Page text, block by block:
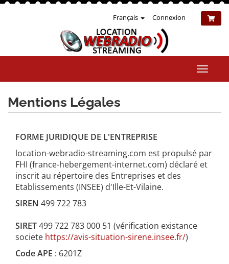
Français Connexion
la
Mentions Légales
FORME JURIDIQUE DE L'ENTREPRISE
location-webradio-streaming.com est propulsé par
FHI (france-hebergement-internet.com) déclaré et
inscrit au répertoire des Entreprises et des
Etablissements (INSEE) d'Ille-Et-Vilaine.
SIREN 499 722 783
SIRET499 722 783 000 51 (vérification existance
societe https://avis-situation-sirene.insee.fr/)
Code APE : 6201Z